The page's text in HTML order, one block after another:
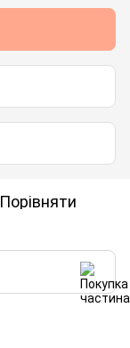
Порівняти